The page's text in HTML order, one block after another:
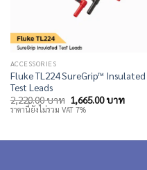
ACCESSORIES
Fluke TL224 SureGrip™ Insulated
Test Leads
2,220.00บาท Original
price
1,665.00บาท
ราคานี้ยังไม่รวม VAT 7%